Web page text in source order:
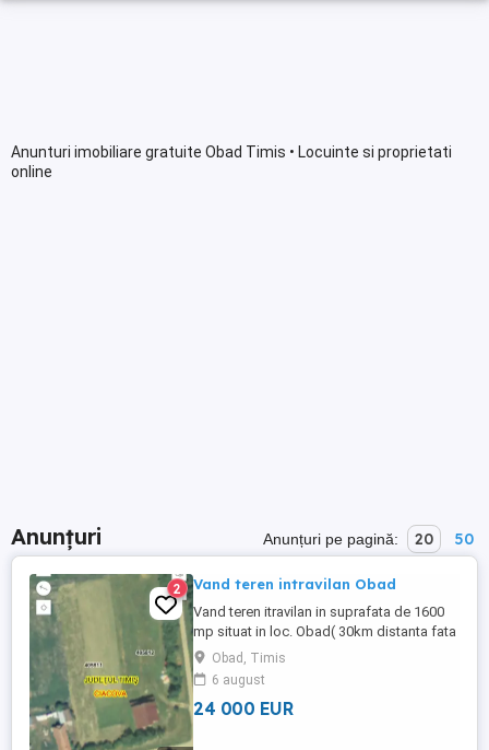
Anunturi imobiliare gratuite Obad Timis • Locuinte si proprietati
online
Anunțuri Anunțuri pe pagină: 20 50
2 Vand teren intravilan Obad
Vand teren itravilan in suprafata de 1600
mp situat in loc. Obad( 30km distanta fata
de Timisoara si 8 Km fata de loc
Jebel).Terenul este in vatra satului acces
la strada asfaltata, intabulat si cadastrat.
Utilitati la poarta. Langa teren sunt case
Obad, Timis
6 august
24 000 EUR